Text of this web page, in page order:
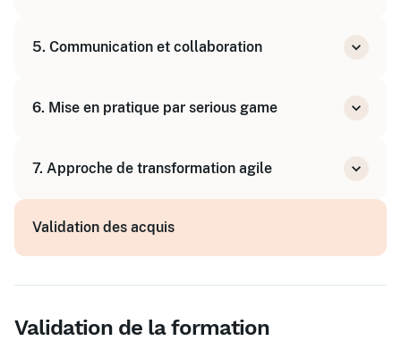
Rétrospective
5. Communication et collaboration
Gestion des interactions et des feedbacks
6. Mise en pratique par serious game
Analyse des résultats et apprentissages
7. Approche de transformation agile
Adapter les pratiques au contexte de
l'organisation
Validation des acquis
Validation de la formation